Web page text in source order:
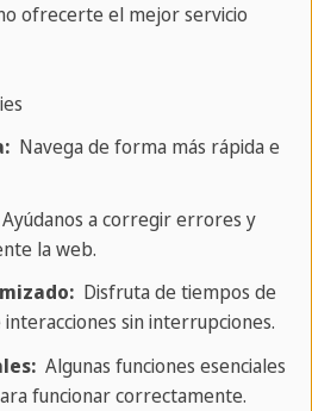
de Cuba
Trinidad, etc.
de
más
ofrecerte el mejor servicio
Navega de forma más rápida e
a corregir errores y
la web.
Disfruta de tiempos de
sin interrupciones.
Algunas funciones esenciales
funcionar correctamente.